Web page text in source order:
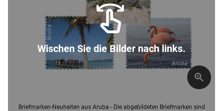
Briefmarken-Neuheiten aus Aruba - Die abgebildeten Briefmarken sind
Wischen Sie die Bilder nach links.